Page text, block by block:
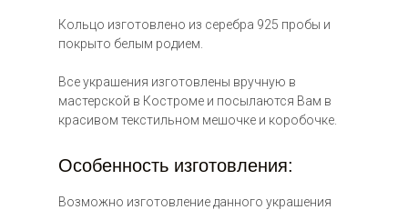
Возможно изготовление данного украшения
Особенность изготовления:
Кольцо изготовлено из серебра 925 пробы и
покрыто белым родием.
Все украшения изготовлены вручную в
мастерской в Костроме и посылаются Вам в
красивом текстильном мешочке и коробочке.